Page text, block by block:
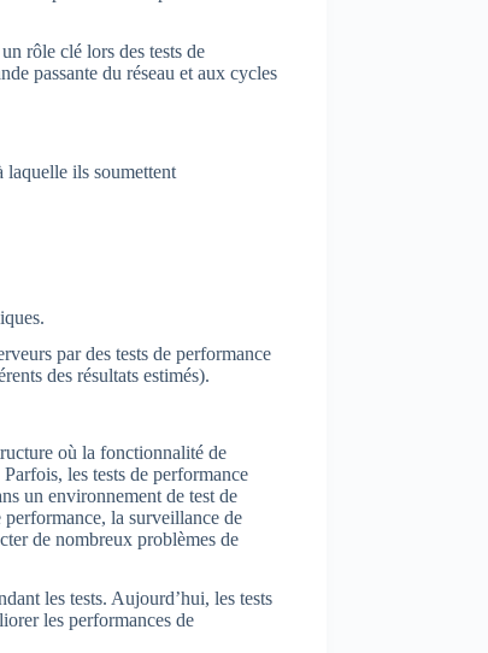
rôle clé lors des tests de
passante du réseau et aux cycles
laquelle ils soumettent
par des tests de performance
des résultats estimés).
où la fonctionnalité de
les tests de performance
un environnement de test de
la surveillance de
de nombreux problèmes de
les tests. Aujourd’hui, les tests
les performances de